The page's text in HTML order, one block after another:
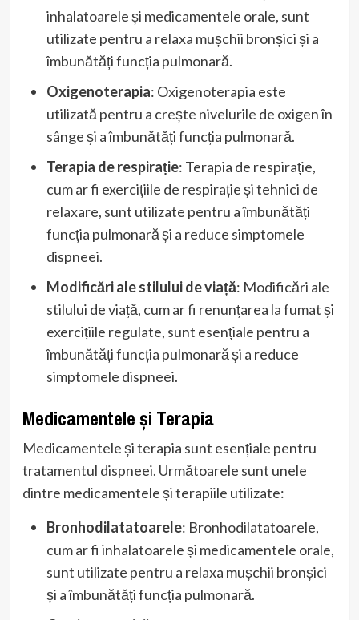
inhalatoarele și medicamentele orale, sunt
utilizate pentru a relaxa mușchii bronșici și a
îmbunătăți funcția pulmonară.
Oxigenoterapia: Oxigenoterapia este
utilizată pentru a crește nivelurile de oxigen în
sânge și a îmbunătăți funcția pulmonară.
Terapia de respirație: Terapia de respirație,
cum ar fi exercițiile de respirație și tehnici de
relaxare, sunt utilizate pentru a îmbunătăți
funcția pulmonară și a reduce simptomele
dispneei.
Modificări ale stilului de viață: Modificări ale
stilului de viață, cum ar fi renunțarea la fumat și
exercițiile regulate, sunt esențiale pentru a
îmbunătăți funcția pulmonară și a reduce
simptomele dispneei.
Medicamentele și Terapia
Medicamentele și terapia sunt esențiale pentru
tratamentul dispneei. Următoarele sunt unele
dintre medicamentele și terapiile utilizate:
Bronhodilatatoarele: Bronhodilatatoarele,
cum ar fi inhalatoarele și medicamentele orale,
sunt utilizate pentru a relaxa mușchii bronșici
și a îmbunătăți funcția pulmonară.